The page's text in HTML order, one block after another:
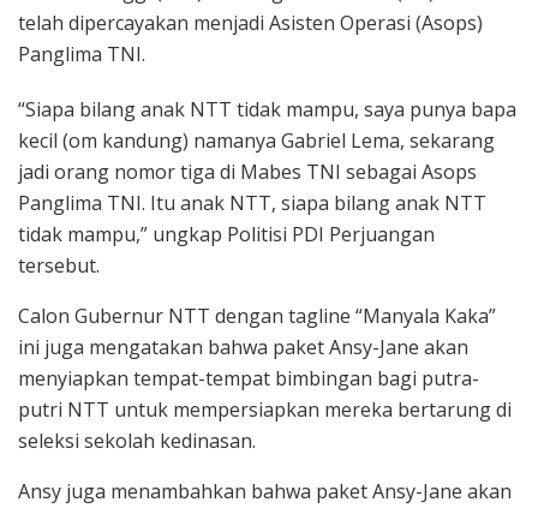
telah dipercayakan menjadi Asisten Operasi (Asops)
Panglima TNI.
“Siapa bilang anak NTT tidak mampu, saya punya bapa
kecil (om kandung) namanya Gabriel Lema, sekarang
jadi orang nomor tiga di Mabes TNI sebagai Asops
Panglima TNI. Itu anak NTT, siapa bilang anak NTT
tidak mampu,” ungkap Politisi PDI Perjuangan
tersebut.
Calon Gubernur NTT dengan tagline “Manyala Kaka”
ini juga mengatakan bahwa paket Ansy-Jane akan
menyiapkan tempat-tempat bimbingan bagi putra-
putri NTT untuk mempersiapkan mereka bertarung di
seleksi sekolah kedinasan.
Ansy juga menambahkan bahwa paket Ansy-Jane akan